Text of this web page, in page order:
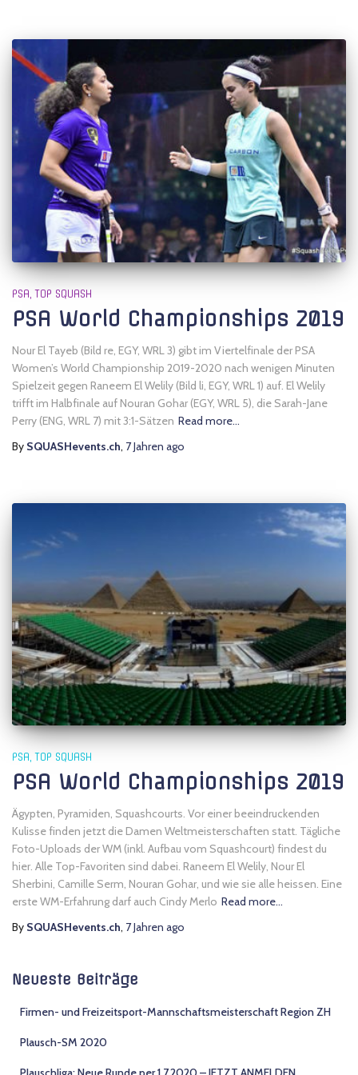
PSA TOP SQUASH
PSA World Championships 2019
Nour El Tayeb (Bild re, EGY, WRL 3) gibt im Viertelfinale der PSA
Women’s World Championship 2019-2020 nach wenigen Minuten
Spielzeit gegen Raneem El Welily (Bild li, EGY, WRL 1) auf. El Welily
trifft im Halbfinale auf Nouran Gohar (EGY, WRL 5), die Sarah-Jane
Perry (ENG, WRL 7) mit 3:1-Sätzen Read more…
By SQUASHevents.ch, 7 Jahren ago
PSA TOP SQUASH
PSA World Championships 2019
Ägypten, Pyramiden, Squashcourts. Vor einer beeindruckenden
Kulisse finden jetzt die Damen Weltmeisterschaften statt. Tägliche
Foto-Uploads der WM (inkl. Aufbau vom Squashcourt) findest du
hier. Alle Top-Favoriten sind dabei. Raneem El Welily, Nour El
Sherbini, Camille Serm, Nouran Gohar, und wie sie alle heissen. Eine
erste WM-Erfahrung darf auch Cindy Merlo Read more…
By SQUASHevents.ch, 7 Jahren ago
Neueste Beiträge
Firmen- und Freizeitsport-Mannschaftsmeisterschaft Region ZH
Plausch-SM 2020